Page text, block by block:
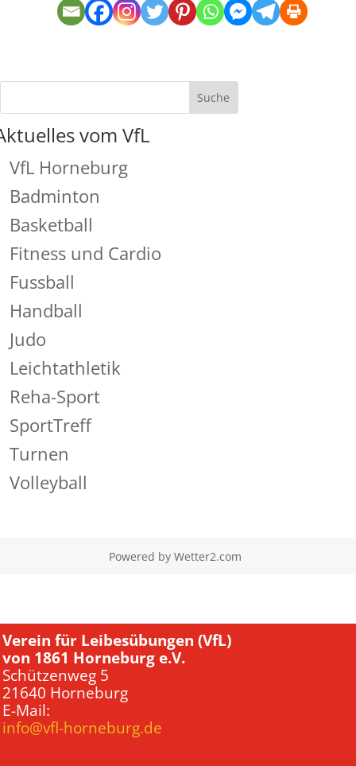
vom VfL
VfL Horneburg
Badminton
Basketball
Fitness und Cardio
Fussball
Handball
Judo
Leichtathletik
Reha-Sport
SportTreff
Turnen
Volleyball
Powered by Wetter2.com
Verein für Leibesübungen (VfL)
von 1861 Horneburg e.V.
Schützenweg 5
21640 Horneburg
E-Mail:
info@vfl-horneburg.de